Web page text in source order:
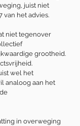
juist niet
van het advies.
niet tegenover
grootheid.
wel het
analoog aan het
in overweging